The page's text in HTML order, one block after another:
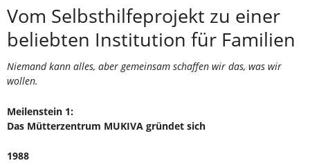
Vom Selbsthilfeprojekt zu einer
beliebten Institution für Familien
Niemand kann alles, aber gemeinsam schaffen wir das, was wir
wollen.
Meilenstein 1:
Das Mütterzentrum MUKIVA gründet sich
1988